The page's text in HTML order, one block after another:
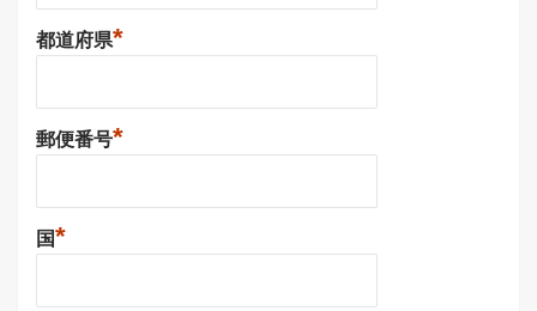
都道府県*
郵便番号*
国*